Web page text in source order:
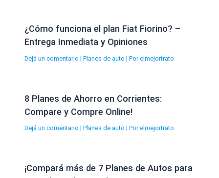
¿Cómo funciona el plan Fiat Fiorino? –
Entrega Inmediata y Opiniones
Dejá un comentario | Planes de auto | Por elmejortrato
8 Planes de Ahorro en Corrientes:
Compare y Compre Online!
Dejá un comentario | Planes de auto | Por elmejortrato
¡Compará más de 7 Planes de Autos para